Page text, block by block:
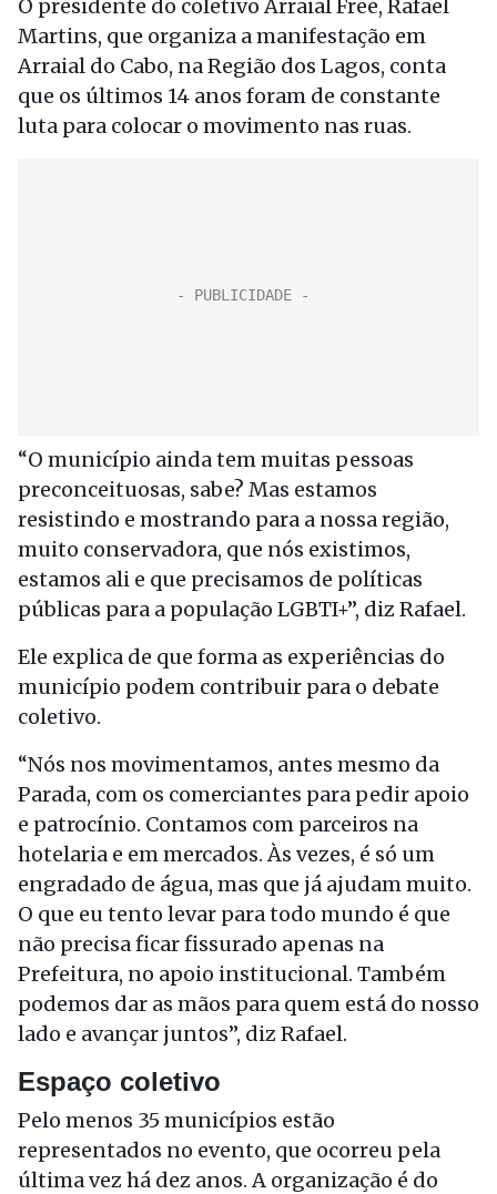
O presidente do coletivo Arraial Free, Rafael
Martins, que organiza a manifestação em
Arraial do Cabo, na Região dos Lagos, conta
que os últimos 14 anos foram de constante
luta para colocar o movimento nas ruas.
“O município ainda tem muitas pessoas
preconceituosas, sabe? Mas estamos
resistindo e mostrando para a nossa região,
muito conservadora, que nós existimos,
estamos ali e que precisamos de políticas
públicas para a população LGBTI+”, diz Rafael.
Ele explica de que forma as experiências do
município podem contribuir para o debate
coletivo.
“Nós nos movimentamos, antes mesmo da
Parada, com os comerciantes para pedir apoio
e patrocínio. Contamos com parceiros na
hotelaria e em mercados. Às vezes, é só um
engradado de água, mas que já ajudam muito.
O que eu tento levar para todo mundo é que
não precisa ficar fissurado apenas na
Prefeitura, no apoio institucional. Também
podemos dar as mãos para quem está do nosso
lado e avançar juntos”, diz Rafael.
Espaço coletivo
Pelo menos 35 municípios estão
representados no evento, que ocorreu pela
última vez há dez anos. A organização é do